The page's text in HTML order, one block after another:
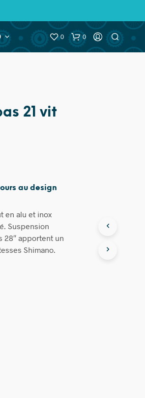
0 0
21 vit
au design
en alu et inox
Suspension
28″ apportent un
Shimano.